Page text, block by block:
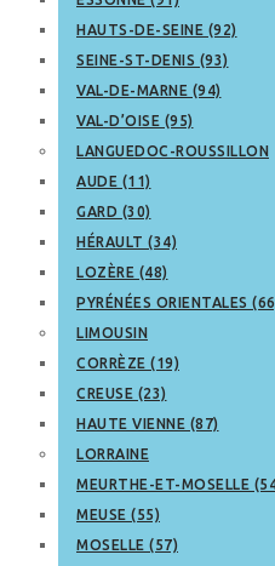
HAUTS-DE-SEINE (92)
SEINE-ST-DENIS (93)
VAL-DE-MARNE (94)
VAL-D’OISE (95)
LANGUEDOC-ROUSSILLON
AUDE (11)
GARD (30)
HÉRAULT (34)
LOZÈRE (48)
PYRÉNÉES ORIENTALES
LIMOUSIN
CORRÈZE (19)
CREUSE (23)
HAUTE VIENNE (87)
LORRAINE
MEURTHE-ET-MOSELLE
MEUSE (55)
MOSELLE (57)